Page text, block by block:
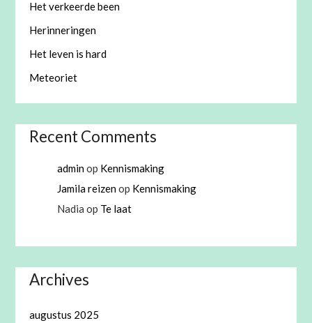
Het verkeerde been
Herinneringen
Het leven is hard
Meteoriet
Recent Comments
adminop Kennismaking
Jamila reizenop Kennismaking
Nadia op Te laat
Archives
augustus 2025